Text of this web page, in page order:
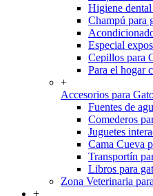
Higiene dental
Champú para
Especial
Cepillos para
Para el hogar
+
Accesorios para
Fuentes de
Comederos
Juguetes
Cama Cueva
Transportín
Libros para
Zona Veterinaria